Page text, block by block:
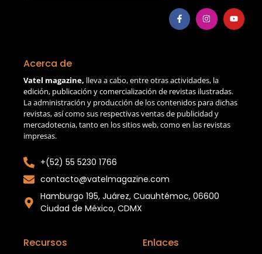
Acerca de
Vatel magazine, lleva a cabo, entre otras actividades, la
edición, publicación y comercialización de revistas ilustradas.
La administración y producción de los contenidos para dichas
revistas, así como sus respectivas ventas de publicidad y
mercadotecnia, tanto en los sitios web, como en las revistas
impresas.
+(52) 55 5230 1766
contacto@vatelmagazine.com
Hamburgo 195, Juárez, Cuauhtémoc, 06600
Ciudad de México, CDMX
Recursos Enlaces